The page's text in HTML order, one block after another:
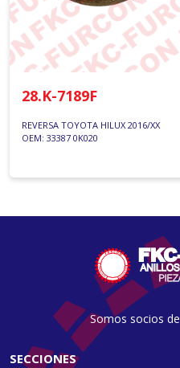
28.K-7189F
REVERSA TOYOTA HILUX 2016/XX
OEM: 33387 0K020
Somos socios de
SECCIONES